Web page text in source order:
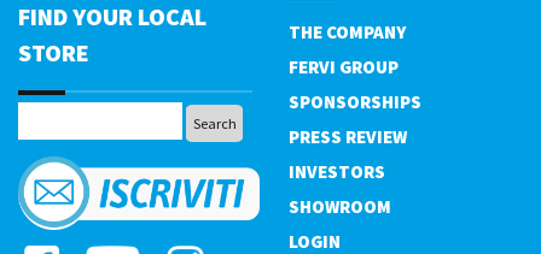
FIND YOUR LOCAL
STORE
THE COMPANY
FERVI GROUP
SPONSORSHIPS
PRESS REVIEW
INVESTORS
SHOWROOM
LOGIN